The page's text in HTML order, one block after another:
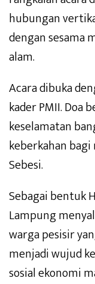
hubungan
dengan sesama
alam.
Acara dibuka
kader PMII. Doa
keselamatan
keberkahan bagi
Sebesi.
Sebagai bentuk
Lampung
warga pesisir
menjadi wujud
sosial ekonomi